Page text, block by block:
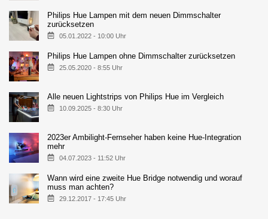
Philips Hue Lampen mit dem neuen Dimmschalter
zurücksetzen
05.01.2022 - 10:00 Uhr
Philips Hue Lampen ohne Dimmschalter zurücksetzen
25.05.2020 - 8:55 Uhr
Alle neuen Lightstrips von Philips Hue im Vergleich
10.09.2025 - 8:30 Uhr
2023er Ambilight-Fernseher haben keine Hue-Integration
mehr
04.07.2023 - 11:52 Uhr
Wann wird eine zweite Hue Bridge notwendig und worauf
muss man achten?
29.12.2017 - 17:45 Uhr